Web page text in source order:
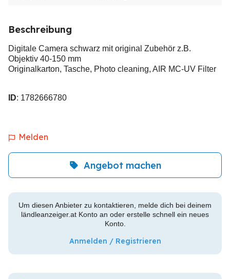
Beschreibung
Digitale Camera schwarz mit original Zubehör z.B.
Objektiv 40-150 mm
Originalkarton, Tasche, Photo cleaning, AIR MC-UV Filter
ID: 1782666780
Melden
Angebot machen
Um diesen Anbieter zu kontaktieren, melde dich bei deinem
ländleanzeiger.at Konto an oder erstelle schnell ein neues
Konto.
Anmelden / Registrieren